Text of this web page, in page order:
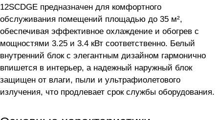
12SCDGE предназначен для комфортного
обслуживания помещений площадью до 35 м²,
обеспечивая эффективное охлаждение и обогрев с
мощностями 3.25 и 3.4 кВт соответственно. Белый
внутренний блок с элегантным дизайном гармонично
впишется в интерьер, а надежный наружный блок
защищен от влаги, пыли и ультрафиолетового
излучения, что продлевает срок службы оборудования.